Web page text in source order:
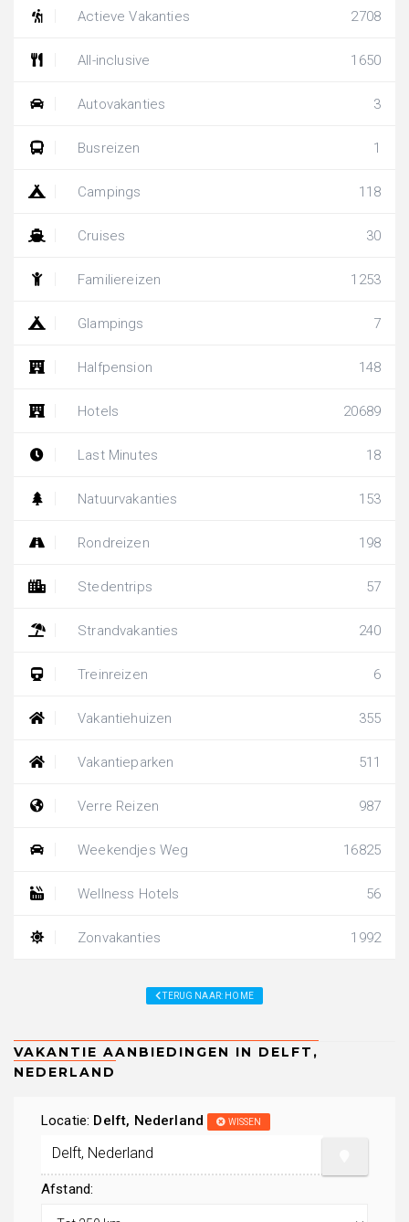
Actieve Vakanties 2708
All-inclusive 1650
Autovakanties 3
Busreizen 1
Campings 118
Cruises 30
Familiereizen 1253
Glampings 7
Halfpension 148
Hotels 20689
Last Minutes 18
Natuurvakanties 153
Rondreizen 198
Stedentrips 57
Strandvakanties 240
Treinreizen 6
Vakantiehuizen 355
Vakantieparken 511
Verre Reizen 987
Weekendjes Weg 16825
Wellness Hotels 56
Zonvakanties 1992
TERUG NAAR: HOME
Locatie: Delft, Nederland WISSEN
Afstand: